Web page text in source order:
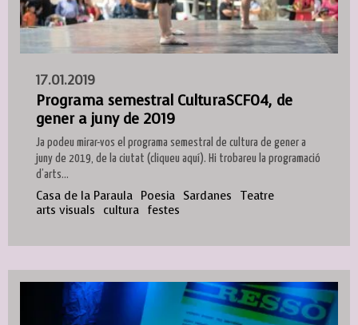
17.01.2019
Programa semestral CulturaSCF04, de
gener a juny de 2019
Ja podeu mirar-vos el programa semestral de cultura de gener a
juny de 2019, de la ciutat (cliqueu aquí). Hi trobareu la programació
d’arts...
Casa de la Paraula Poesia Sardanes
Teatre
arts visuals
cultura festes